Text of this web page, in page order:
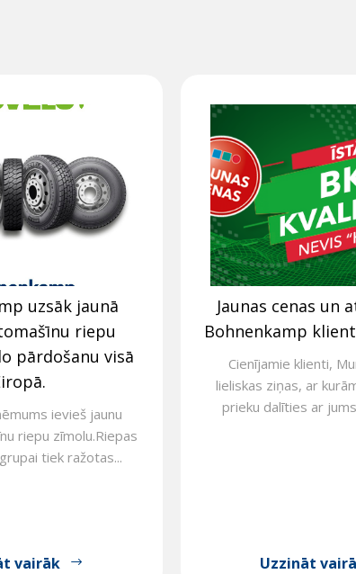
uzsāk jaunā
riepu
pārdošanu visā
ievieš jaunu
riepu zīmolu.Riepas
tiek ražotas...
vairāk
Jaunas cenas un
Bohnenkamp
Cienījamie klienti,
lieliskas ziņas, ar
prieku dalīties ar
Uzzināt